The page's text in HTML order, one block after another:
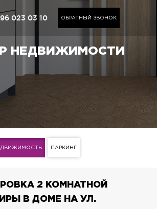
023 03 10 ОБРАТНЫЙ ЗВОНОК
НЕДВИЖИМОСТИ
ПАРКИНГ
2 КОМНАТНОЙ
В ДОМЕ НА УЛ.